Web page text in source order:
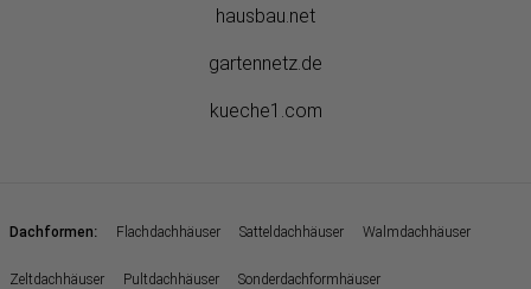
hausbau.net
gartennetz.de
kueche1.com
Dachformen: Flachdachhäuser Satteldachhäuser Walmdachhäuser
Zeltdachhäuser Pultdachhäuser Sonderdachformhäuser